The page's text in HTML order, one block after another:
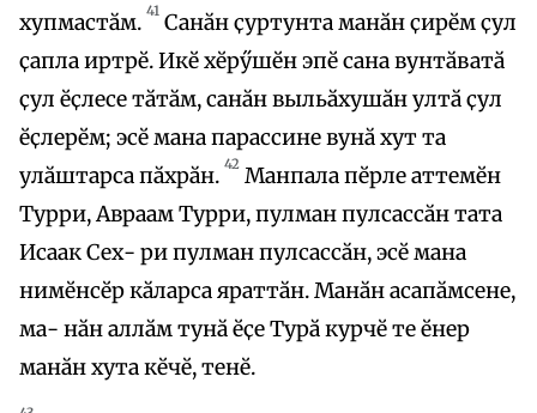
хупмастӑм. 41 Санӑн ҫуртунта манӑн ҫирӗм ҫул
ҫапла иртрӗ. Икӗ хӗрӳшӗн эпӗ сана вунтӑватӑ
ҫул ӗҫлесе тӑтӑм, санӑн выльӑхушӑн ултӑ ҫул
ӗҫлерӗм; эсӗ мана парассине вунӑ хут та
улӑштарса пӑхрӑн. 42 Манпала пӗрле аттемӗн
Турри, Авраам Турри, пулман пулсассӑн тата
Исаак Сех- ри пулман пулсассӑн, эсӗ мана
нимӗнсӗр кӑларса яраттӑн. Манӑн асапӑмсене,
ма- нӑн аллӑм тунӑ ӗҫе Турӑ курчӗ те ӗнер
манӑн хута кӗчӗ, тенӗ.